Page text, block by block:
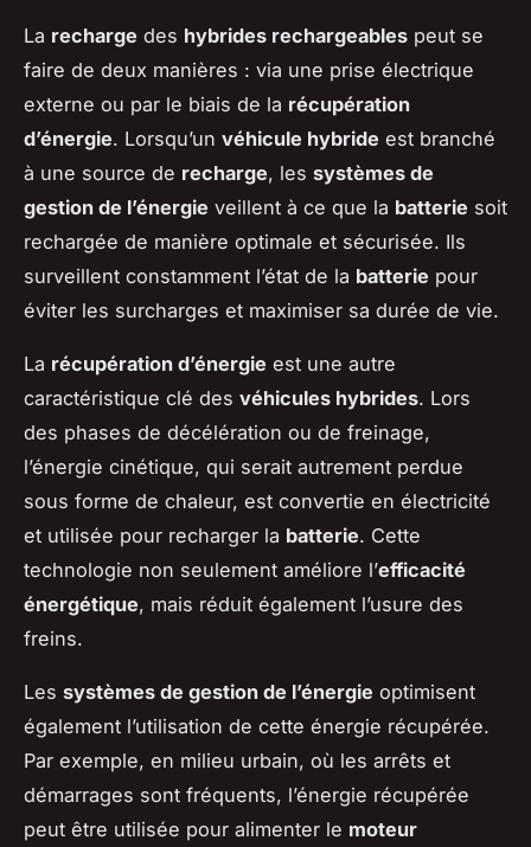
La recharge des hybrides rechargeables peut se
faire de deux manières : via une prise électrique
externe ou par le biais de la récupération
d’énergie. Lorsqu’un véhicule hybride est branché
à une source de recharge, les systèmes de
gestion de l’énergie veillent à ce que la batterie soit
rechargée de manière optimale et sécurisée. Ils
surveillent constamment l’état de la batterie pour
éviter les surcharges et maximiser sa durée de vie.
La récupération d’énergie est une autre
caractéristique clé des véhicules hybrides. Lors
des phases de décélération ou de freinage,
l’énergie cinétique, qui serait autrement perdue
sous forme de chaleur, est convertie en électricité
et utilisée pour recharger la batterie. Cette
technologie non seulement améliore l’efficacité
énergétique, mais réduit également l’usure des
freins.
Les systèmes de gestion de l’énergie optimisent
également l’utilisation de cette énergie récupérée.
Par exemple, en milieu urbain, où les arrêts et
démarrages sont fréquents, l’énergie récupérée
peut être utilisée pour alimenter le moteur